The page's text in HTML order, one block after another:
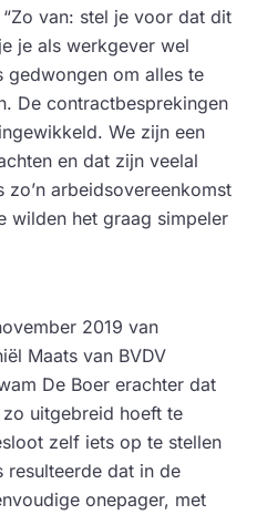
van: stel je voor dat dit
je als werkgever wel
gedwongen om alles te
De contractbesprekingen
We zijn een
en dat zijn veelal
zo’n arbeidsovereenkomst
wilden het graag simpeler
2019 van
Maats van BVDV
De Boer erachter dat
uitgebreid hoeft te
zelf iets op te stellen
resulteerde dat in de
onepager, met